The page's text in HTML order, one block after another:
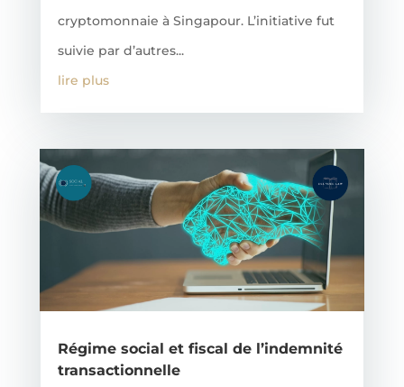
cryptomonnaie à Singapour. L’initiative fut
suivie par d’autres...
lire plus
Régime social et fiscal de l’indemnité
transactionnelle